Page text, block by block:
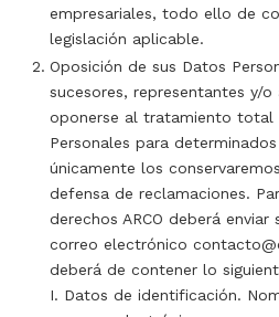
empresariales, todo ello de
legislación aplicable.
Oposición de sus Datos
sucesores, representantes y/
oponerse al tratamiento total
Personales para
únicamente los
defensa de reclamaciones.
derechos ARCO deberá
correo electrónico
deberá de contener lo
I. Datos de identificación.